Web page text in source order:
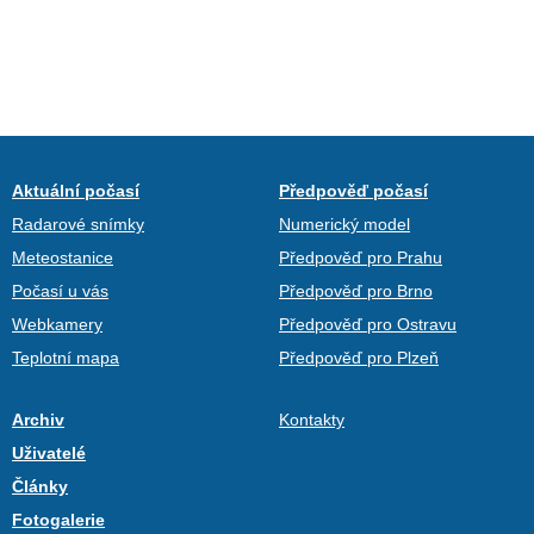
Aktuální počasí
Radarové snímky
Meteostanice
Počasí u vás
Webkamery
Teplotní mapa
Předpověď počasí
Numerický model
Předpověď pro Prahu
Předpověď pro Brno
Předpověď pro Ostravu
Předpověď pro Plzeň
Archiv
Uživatelé
Články
Fotogalerie
Kontakty